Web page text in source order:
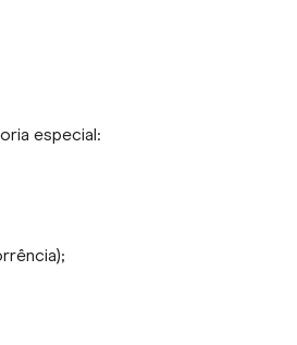
especial: